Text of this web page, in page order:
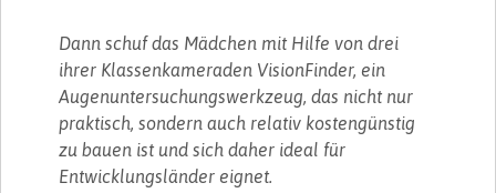
Dann schuf das Mädchen mit Hilfe von drei
ihrer Klassenkameraden VisionFinder, ein
Augenuntersuchungswerkzeug, das nicht nur
praktisch, sondern auch relativ kostengünstig
zu bauen ist und sich daher ideal für
Entwicklungsländer eignet.